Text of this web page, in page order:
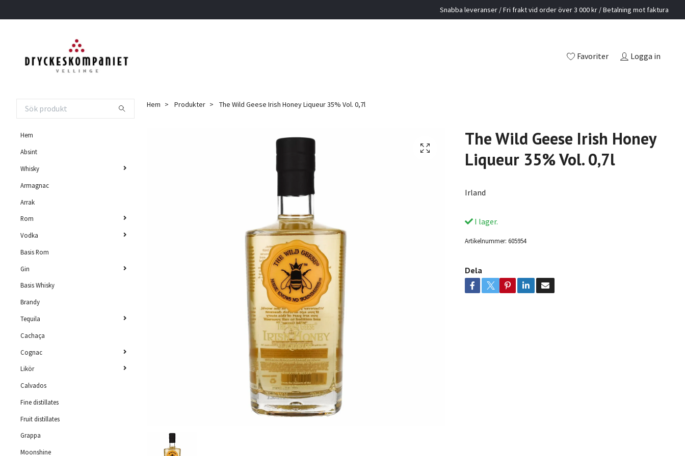
Snabba leveranser / Fri frakt vid order över 3 000 kr / Betalning mot faktura
Favoriter Logga in
Hem
Absint
Whisky
Armagnac
Arrak
Rom
Vodka
Basis Rom
Gin
Basis Whisky
Brandy
Tequila
Cachaça
Cognac
Likör
Calvados
Fine distillates
Fruit distillates
Grappa
Moonshine
Hem Produkter The Wild Geese Irish Honey Liqueur 35% Vol. 0,7l
The Wild Geese Irish Honey
Liqueur 35% Vol. 0,7l
Irland
I lager.
Artikelnummer: 605954
Dela